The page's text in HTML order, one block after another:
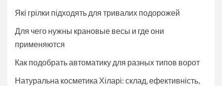
Які грілки підходять для тривалих подорожей
Для чего нужны крановые весы и где они
применяются
Как подобрать автоматику для разных типов ворот
Натуральна косметика Хіларі: склад, ефективність,